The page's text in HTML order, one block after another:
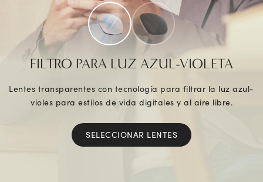
FILTRO PARA LUZ AZUL-VIOLETA
Lentes transparentes con tecnología para filtrar la luz azul-
violes para estilos de vida digitales y al aire libre.
SELECCIONAR LENTES